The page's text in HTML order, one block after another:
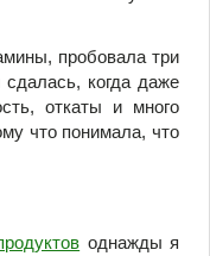
пробовала три
сдалась, когда даже
откаты и много
что понимала, что
однажды я